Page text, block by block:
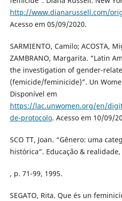
http://www.dianarussell.com/
Acesso em 05/09/2020.
SARMIENTO, Camilo; ACOSTA,
ZAMBRANO, Margarita. “Latin
the investigation of gender-
(femicide/feminicide)”. Un
Disponível em
https://lac.unwomen.org/en/
de-protocolo. Acesso em 10/09/
SCO TT, Joan. “Gênero: uma
histórica”. Educação & realidade,
, p. 71-99, 1995.
SEGATO, Rita. Que és un